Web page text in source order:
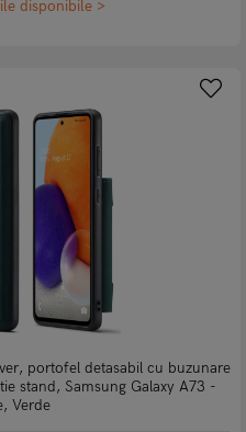
disponibile >
portofel detasabil cu buzunare
stand, Samsung Galaxy A73 -
Verde